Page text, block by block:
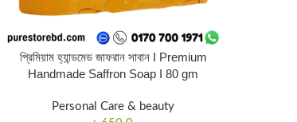
প্রিমিয়াম হ্যান্ডমেড জাফরান সাবান I Premium
Handmade Saffron Soap I 80 gm
Personal Care & beauty